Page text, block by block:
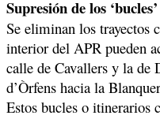
Supresión de los
Se eliminan los trayectos
interior del APR pueden
calle de Cavallers y la de
d’Òrfens hacia la
Estos bucles o